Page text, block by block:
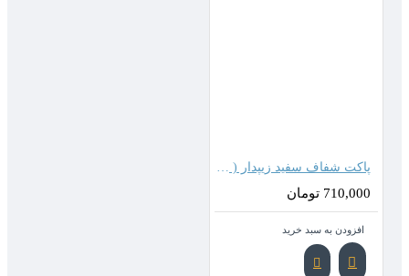
پاکت شفاف سفید زیپدار ( 45*35 سانتیمتر )
710,000 تومان
افزودن به سبد خرید